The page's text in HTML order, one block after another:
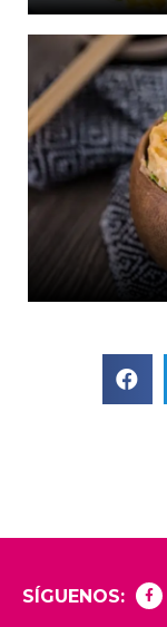
SÍGUENOS: